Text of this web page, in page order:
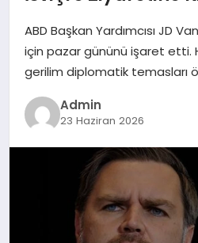
EĞITIM
MAGAZIN
ABD Başkan Yardımcısı JD
için pazar gününü işaret etti.
gerilim diplomatik temasları
Admin
23 Haziran 2026